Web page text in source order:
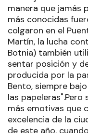
manera que jamás
más conocidas
colgaron en el
Martín, la lucha
Botnia) también
sentar posición y
producida por la
Bento, siempre
las papeleras".Pero
más emotivas que
excelencia de la
de este año,